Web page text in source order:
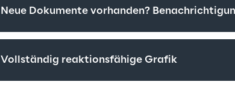
Neue Dokumente vorhanden?
Vollständig reaktionsfähige Grafik